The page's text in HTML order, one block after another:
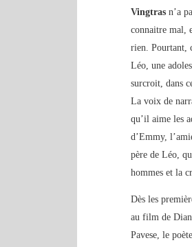
Vingtrasn’a
connaitre mal,
rien. Pourtant,
Léo, une
surcroit, dans
La voix de
qu’il aime les
d’Emmy,
père de Léo,
hommes et la
Dès les
au film de
Pavese, le